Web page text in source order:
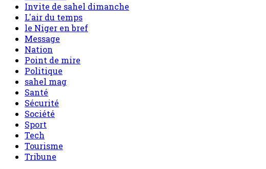
Invite de sahel dimanche
L'air du temps
le Niger en bref
Message
Nation
Point de mire
Politique
sahel mag
Santé
Sécurité
Société
Sport
Tech
Tourisme
Tribune